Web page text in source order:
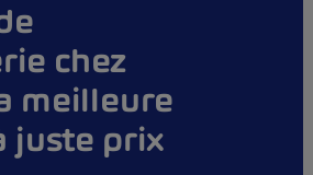
chez
meilleure
juste prix